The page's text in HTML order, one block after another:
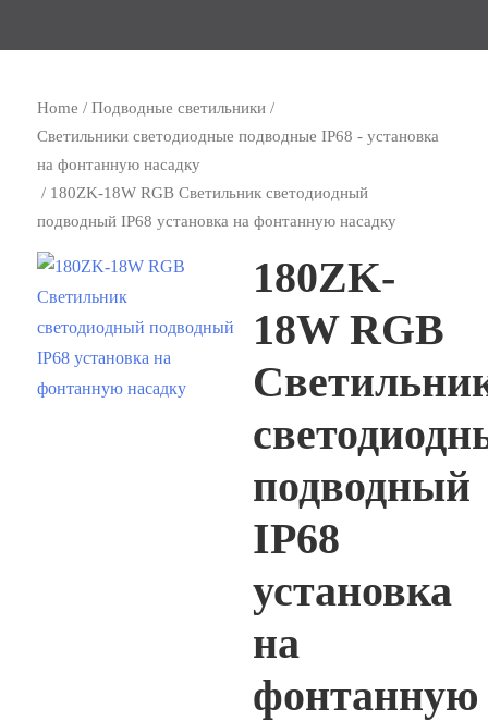
Home /Подводные светильники /
Светильники светодиодные подводные IP68 - установка
на фонтанную насадку
/ 180ZK-18W RGB Светильник светодиодный
подводный IP68 установка на фонтанную насадку
180ZK-
18W RGB
подводный
IP68
установка
на
фонтанную